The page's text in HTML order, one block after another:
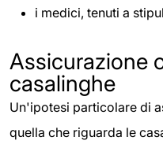
i medici, tenuti a
Assicurazione
casalinghe
Un'ipotesi particolare di
quella che riguarda le